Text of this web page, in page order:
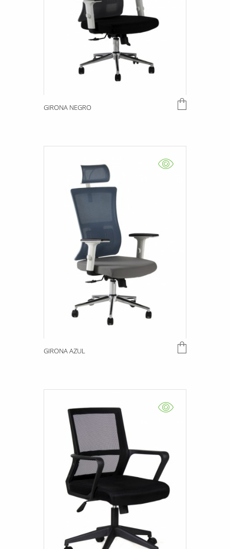
GIRONA NEGRO
GIRONA AZUL